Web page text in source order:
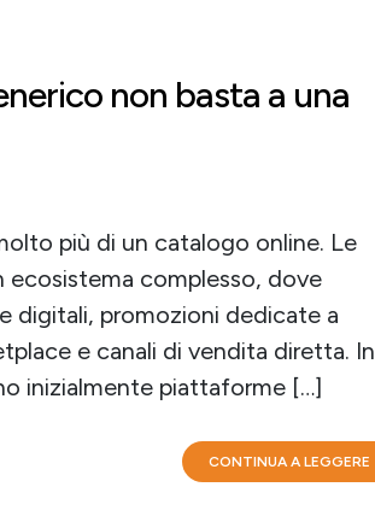
non basta a una
più di un catalogo online. Le
ecosistema complesso, dove
digitali, promozioni dedicate a
e canali di vendita diretta. In
inizialmente piattaforme […]
CONTINUA A LEGGERE